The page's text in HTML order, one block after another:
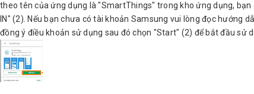
theo tên của ứng dụng là "SmartThings" trong kho ứng dụng, bạn
IN" (2). Nếu bạn chưa có tài khoản Samsung vui lòng đọc hướng
đồng ý điều khoản sử dụng sau đó chọn "Start" (2) để bắt đầu sử